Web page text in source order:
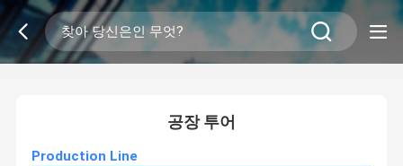
2/0
공장 투어
Production Line